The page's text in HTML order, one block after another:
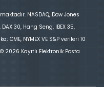
NASDAQ, Dow Jones
30, Hang Seng, IBEX 35,
CME, NYMEX VE S&P verileri 10
2026 Kayıtlı Elektronik Posta